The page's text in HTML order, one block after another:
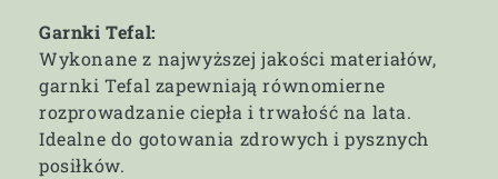
Garnki Tefal:
Wykonane z najwyższej jakości materiałów,
garnki Tefal zapewniają równomierne
rozprowadzanie ciepła i trwałość na lata.
Idealne do gotowania zdrowych i pysznych
posiłków.